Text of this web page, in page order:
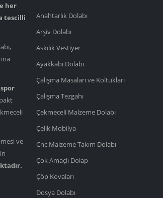
her
tescilli
ve
Anahtarlık Dolabı
Arşiv Dolabı
Askılık Vestiyer
Ayakkabı Dolabı
Çalışma Masaları ve Koltukları
Çalışma Tezgahı
Çekmeceli Malzeme Dolabı
Çelik Mobilya
Cnc Malzeme Takım Dolabı
Çok Amaçlı Dolap
Çöp Kovaları
Dosya Dolabı